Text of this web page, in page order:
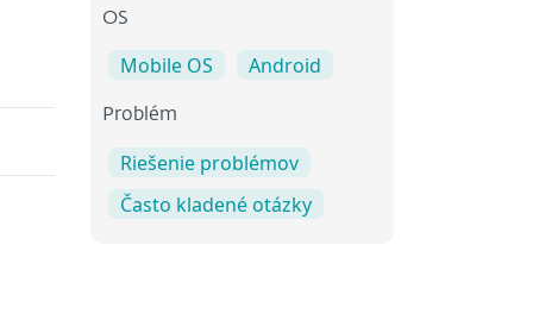
OS
Mobile OS Android
Problém
Riešenie problémov
Často kladené otázky